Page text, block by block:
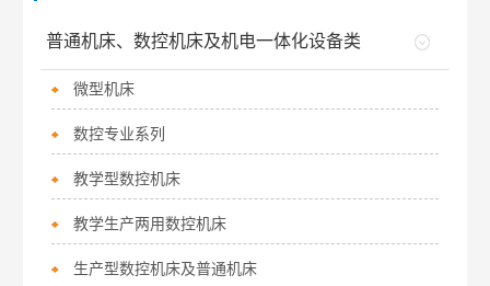
普通机床、数控机床及机电一体化设备类
微型机床
数控专业系列
教学型数控机床
教学生产两用数控机床
生产型数控机床及普通机床